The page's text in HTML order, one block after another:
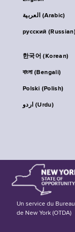
العربية (Arabic)
русский (Russian)
한국어 (Korean)
বাংলা (Bengali)
Polski (Polish)
اردو (Urdu)
Un service du
de New York (OTDA)